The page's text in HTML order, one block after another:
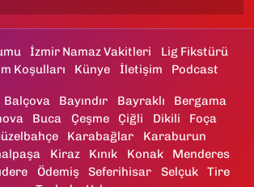
İzmir Namaz Vakitleri
Lig Fikstürü
Koşulları
Künye İletişim Podcast
Balçova Bayındır Bayraklı
Bergama
Buca Çeşme Çiğli Dikili
Foça
Karabağlar
Karaburun
Kiraz Kınık Konak
Menderes
Ödemiş Seferihisar Selçuk
Tire